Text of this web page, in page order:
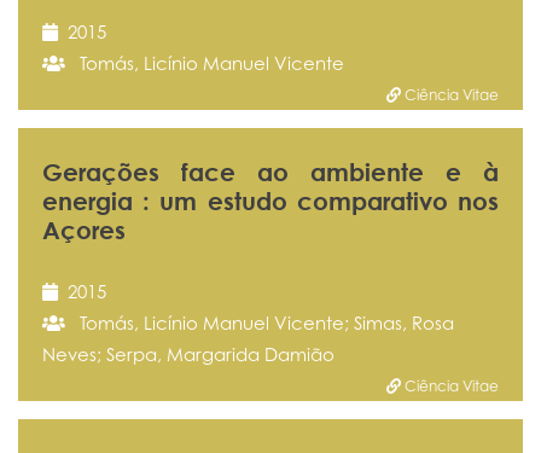
2015
Tomás, Licínio Manuel Vicente
Ciência Vitae
Gerações face ao ambiente e à
energia : um estudo comparativo nos
Açores
2015
Tomás, Licínio Manuel Vicente; Simas, Rosa
Neves; Serpa, Margarida Damião
Ciência Vitae